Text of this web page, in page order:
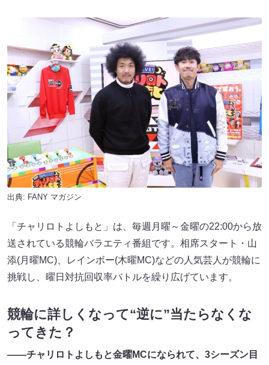
出典: FANY マガジン
「チャリロトよしもと」は、毎週月曜～金曜の22:00から放
送されている競輪バラエティ番組です。相席スタート・山
添(月曜MC)、レインボー(木曜MC)などの人気芸人が競輪に
挑戦し、曜日対抗回収率バトルを繰り広げています。
競輪に詳しくなって“逆に”当たらなくな
ってきた？
――チャリロトよしもと金曜MCになられて、3シーズン目